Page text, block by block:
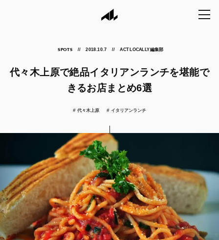
SPOTS 2018.10.7 ACT LOCALLY編集部
代々木上原で絶品イタリアンランチを堪能で
きるお店まとめ6選
代々木上原 イタリアンランチ